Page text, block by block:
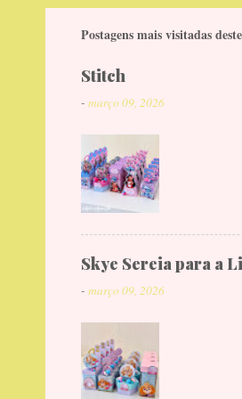
Postagens mais visitadas
Stitch
- março 09, 2026
Skye Sereia para a
- março 09, 2026